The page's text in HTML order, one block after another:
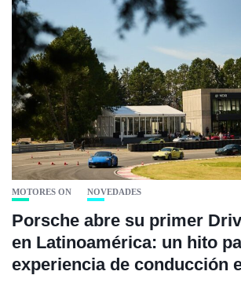
MOTORES ON NOVEDADES
Porsche abre su primer
en Latinoamérica: un hito
experiencia de conducción